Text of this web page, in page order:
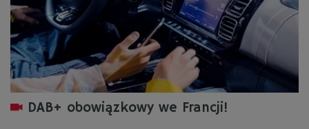
DAB+ obowiązkowy we Francji!